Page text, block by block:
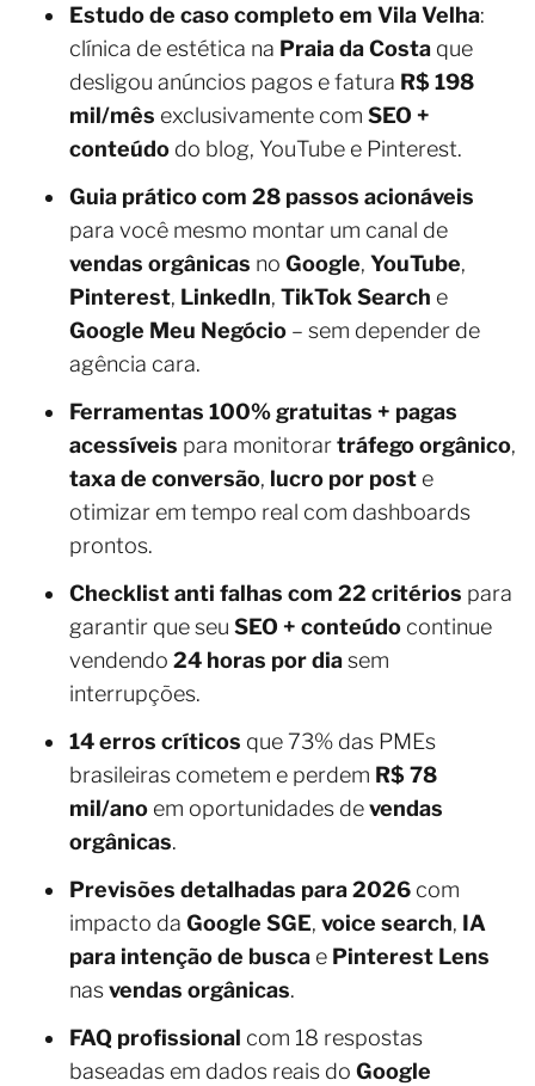
Estudo de caso completo em Vila Velha:
clínica de estética na Praia da Costa que
desligou anúncios pagos e fatura R$ 198
mil/mês exclusivamente com SEO +
conteúdo do blog, YouTube e Pinterest.
Guia prático com 28 passos acionáveis
para você mesmo montar um canal de
vendas orgânicas no Google, YouTube,
Pinterest, LinkedIn, TikTok Search e
Google Meu Negócio – sem depender de
agência cara.
Ferramentas 100% gratuitas + pagas
acessíveis para monitorartráfego orgânico,
taxa de conversão, lucro por post e
otimizar em tempo real com dashboards
prontos.
Checklist anti falhas com 22 critérios para
garantir que seu SEO + conteúdo continue
vendendo 24 horas por diasem
interrupções.
14 erros críticos que 73% das PMEs
brasileiras cometem e perdem R$ 78
mil/ano em oportunidades devendas
orgânicas.
Previsões detalhadas para 2026 com
impacto da Google SGE, voice search, IA
para intenção de busca e Pinterest Lens
nasvendas orgânicas.
FAQ profissional com 18 respostas
baseadas em dados reais do Google